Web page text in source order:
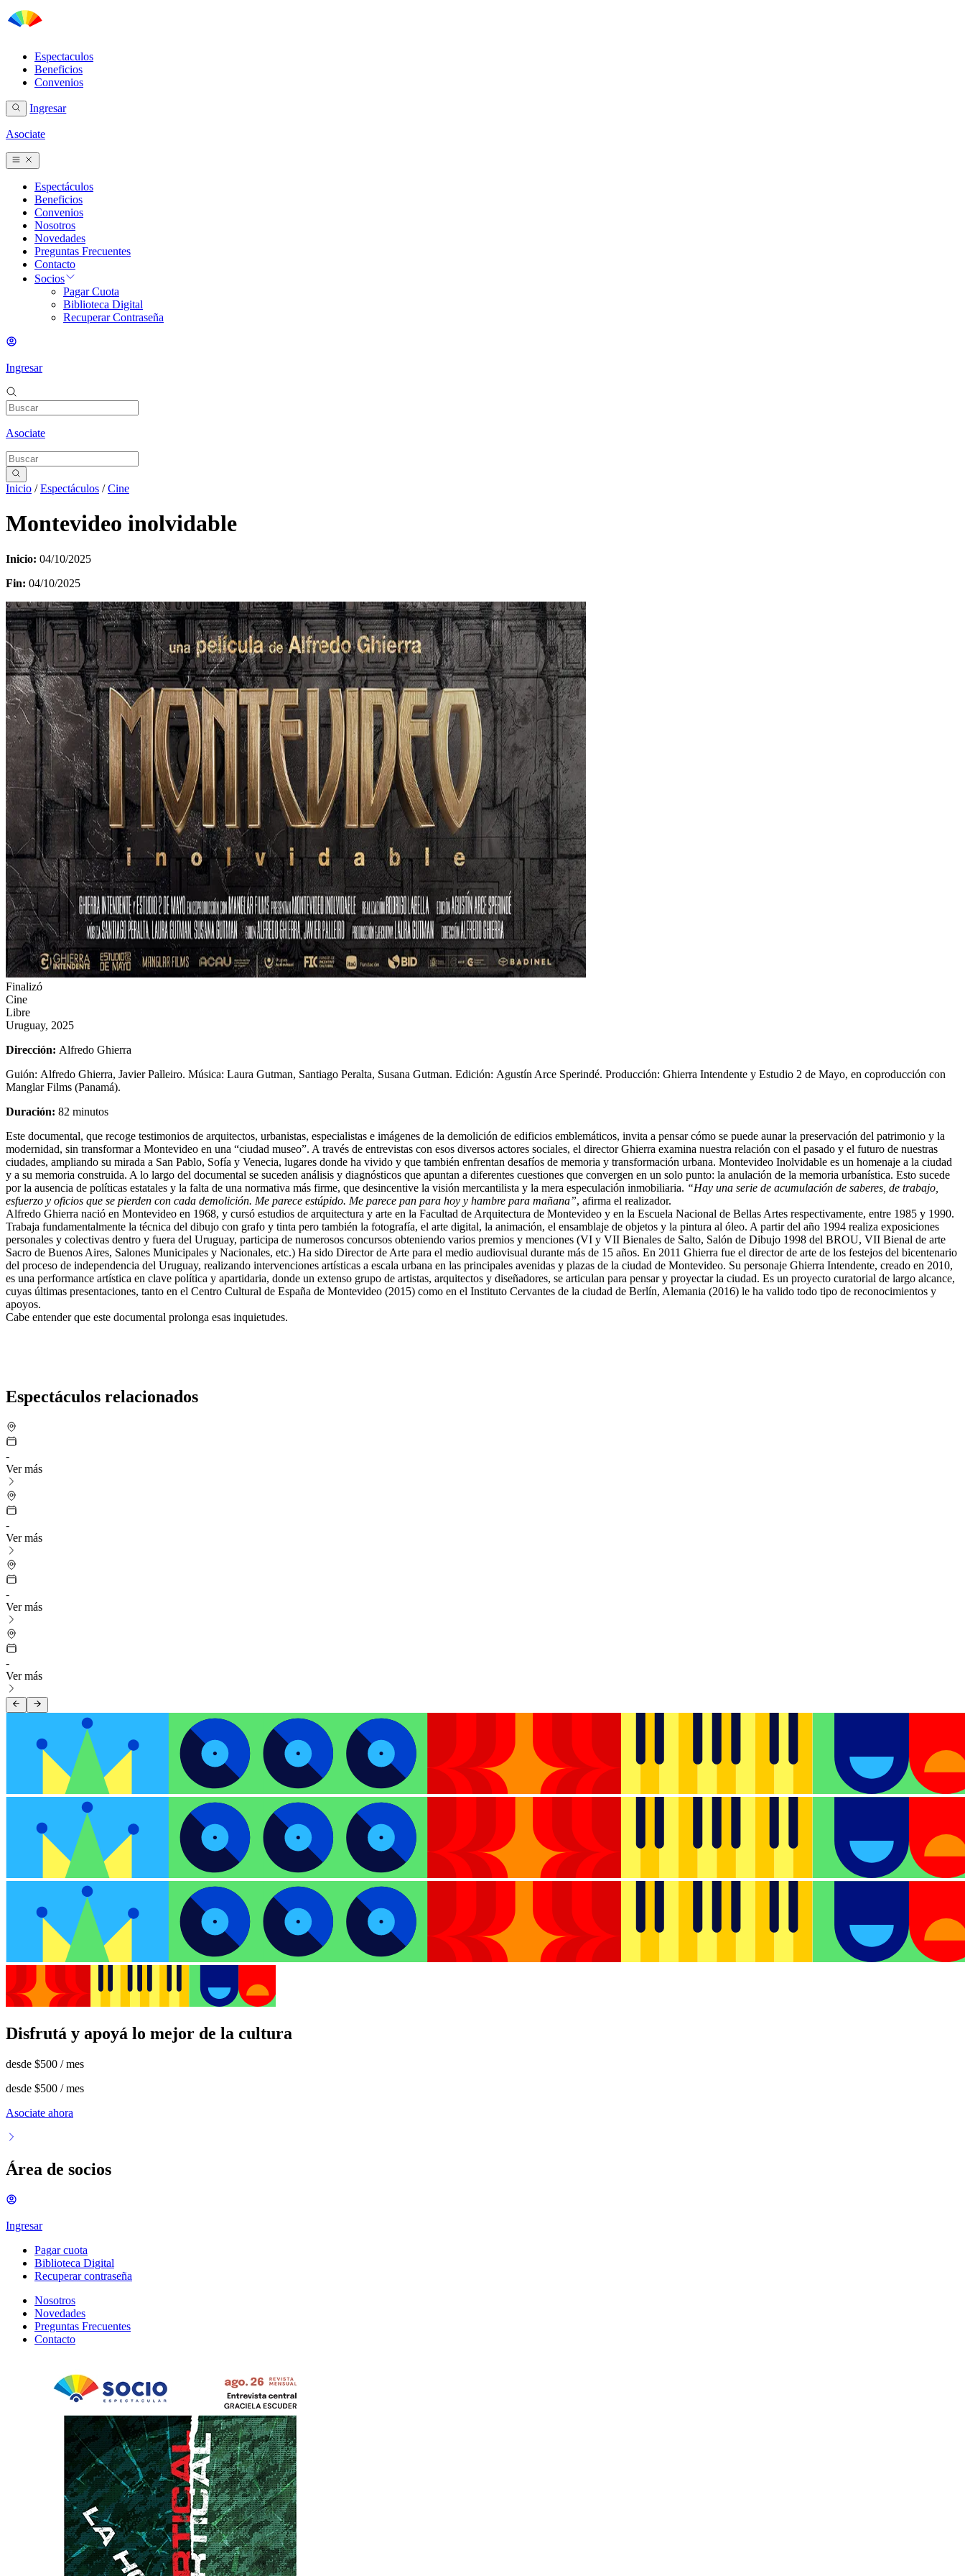
Espectaculos
Beneficios
Convenios
Ingresar
Asociate
Espectáculos
Beneficios
Convenios
Nosotros
Novedades
Preguntas Frecuentes
Contacto
Socios
Pagar Cuota
Biblioteca Digital
Recuperar Contraseña
Ingresar
Asociate
Inicio /Espectáculos /Cine
Montevideo inolvidable
Inicio: 04/10/2025
Fin: 04/10/2025
Finalizó
Cine
Libre
Uruguay, 2025
Dirección: Alfredo Ghierra
Guión: Alfredo Ghierra, Javier Palleiro. Música: Laura Gutman, Santiago Peralta, Susana Gutman. Edición: Agustín Arce Sperindé. Producción: Ghierra Intendente y Estudio 2 de Mayo, en coproducción con
Manglar Films (Panamá).
Duración: 82 minutos
Este documental, que recoge testimonios de arquitectos, urbanistas, especialistas e imágenes de la demolición de edificios emblemáticos, invita a pensar cómo se puede aunar la preservación del patrimonio y la
modernidad, sin transformar a Montevideo en una “ciudad museo”. A través de entrevistas con esos diversos actores sociales, el director Ghierra examina nuestra relación con el pasado y el futuro de nuestras
ciudades, ampliando su mirada a San Pablo, Sofía y Venecia, lugares donde ha vivido y que también enfrentan desafíos de memoria y transformación urbana. Montevideo Inolvidable es un homenaje a la ciudad
y a su memoria construida. A lo largo del documental se suceden análisis y diagnósticos que apuntan a diferentes cuestiones que convergen en un solo punto: la anulación de la memoria urbanística. Esto sucede
por la ausencia de políticas estatales y la falta de una normativa más firme, que desincentive la visión mercantilista y la mera especulación inmobiliaria. “Hay una serie de acumulación de saberes, de trabajo,
esfuerzo y oficios que se pierden con cada demolición. Me parece estúpido. Me parece pan para hoy y hambre para mañana”, afirma el realizador.
Alfredo Ghierra nació en Montevideo en 1968, y cursó estudios de arquitectura y arte en la Facultad de Arquitectura de Montevideo y en la Escuela Nacional de Bellas Artes respectivamente, entre 1985 y 1990.
Trabaja fundamentalmente la técnica del dibujo con grafo y tinta pero también la fotografía, el arte digital, la animación, el ensamblaje de objetos y la pintura al óleo. A partir del año 1994 realiza exposiciones
personales y colectivas dentro y fuera del Uruguay, participa de numerosos concursos obteniendo varios premios y menciones (VI y VII Bienales de Salto, Salón de Dibujo 1998 del BROU, VII Bienal de arte
Sacro de Buenos Aires, Salones Municipales y Nacionales, etc.) Ha sido Director de Arte para el medio audiovisual durante más de 15 años. En 2011 Ghierra fue el director de arte de los festejos del bicentenario
del proceso de independencia del Uruguay, realizando intervenciones artísticas a escala urbana en las principales avenidas y plazas de la ciudad de Montevideo. Su personaje Ghierra Intendente, creado en 2010,
es una performance artística en clave política y apartidaria, donde un extenso grupo de artistas, arquitectos y diseñadores, se articulan para pensar y proyectar la ciudad. Es un proyecto curatorial de largo alcance,
cuyas últimas presentaciones, tanto en el Centro Cultural de España de Montevideo (2015) como en el Instituto Cervantes de la ciudad de Berlín, Alemania (2016) le ha valido todo tipo de reconocimientos y
apoyos.
Cabe entender que este documental prolonga esas inquietudes.
Espectáculos relacionados
-
Ver más
-
Ver más
-
Ver más
-
Ver más
Disfrutá y apoyá lo mejor de la cultura
desde $500 / mes
desde $500 / mes
Asociate ahora
Área de socios
Ingresar
Pagar cuota
Biblioteca Digital
Recuperar contraseña
Nosotros
Novedades
Preguntas Frecuentes
Contacto